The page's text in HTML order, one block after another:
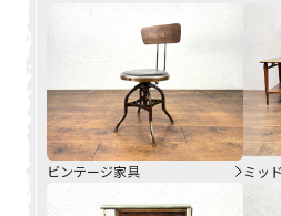
ビンテージ家具 ミッ